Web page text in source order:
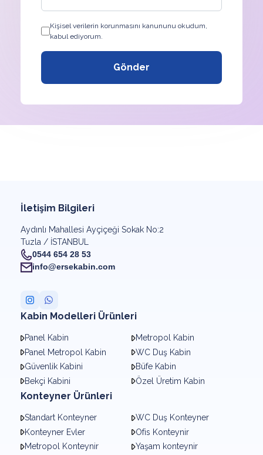
Kişisel verilerin korunmasını kanununu okudum,
kabul ediyorum.
Gönder
İletişim Bilgileri
Aydınlı Mahallesi Ayçiçeği Sokak No:2
Tuzla / İSTANBUL
0544 654 28 53
info@ersekabin.com
Kabin Modelleri Ürünleri
Panel Kabin
Metropol Kabin
Panel Metropol Kabin
WC Duş Kabin
Güvenlik Kabini
Büfe Kabin
Bekçi Kabini
Özel Üretim Kabin
Konteyner Ürünleri
Standart Konteyner
WC Duş Konteyner
Konteyner Evler
Ofis Konteynir
Metropol Konteynir
Yaşam konteynir